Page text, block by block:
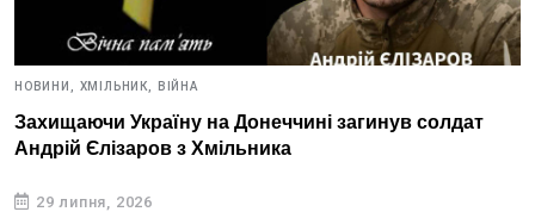
НОВИНИ, ХМІЛЬНИК, ВІЙНА
Захищаючи Україну на Донеччині загинув солдат
Андрій Єлізаров з Хмільника
29 липня, 2026